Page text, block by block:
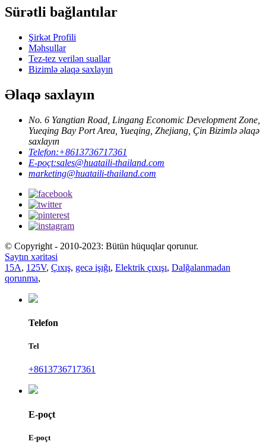
Sürətli bağlantılar
Şirkət Profili
Məhsullar
Tez-tez verilən suallar
Bizimlə əlaqə saxlayın
Əlaqə saxlayın
No. 6 Yangtian Road, Lingang Economic Development Zone,
Yueqing Bay Port Area, Yueqing, Zhejiang, Çin Bizimlə əlaqə
saxlayın
Telefon:+8613736717361
E-poçt:sales@huataili-thailand.com
marketing@huataili-thailand.com
© Copyright - 2010-2023: Bütün hüquqlar qorunur.
Saytın xəritəsi
15A, 125V, Çıxış, gecə işığı, Elektrik çıxışı, Dalğalanmadan
qorunma,
Telefon
Tel
+8613736717361
E-poçt
E-poçt